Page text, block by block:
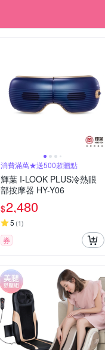
消費滿萬★送500超贈點
輝葉 I-LOOK PLUS冷熱眼
部按摩器 HY-Y06
$2,480
5 (1)
券